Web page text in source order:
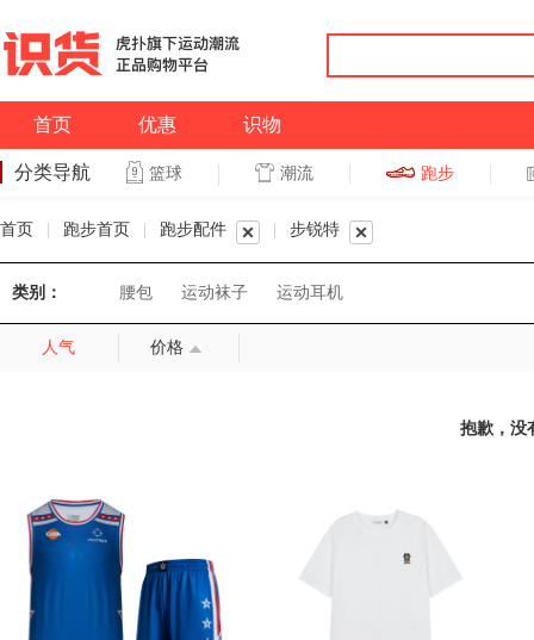
首页 优惠 识物
分类导航 篮球 潮流 跑步
首页 跑步首页 跑步配件 步锐特
类别： 腰包 运动袜子 运动耳机
人气 价格
抱歉，没